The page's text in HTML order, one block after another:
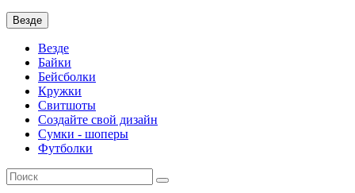
Везде
Везде
Байки
Бейсболки
Кружки
Свитшоты
Создайте свой дизайн
Сумки - шоперы
Футболки